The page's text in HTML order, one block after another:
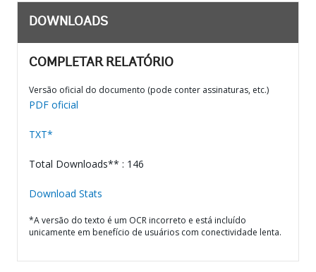
DOWNLOADS
COMPLETAR RELATÓRIO
Versão oficial do documento (pode conter assinaturas, etc.)
PDF oficial
TXT*
Total Downloads** : 146
Download Stats
*A versão do texto é um OCR incorreto e está incluído
unicamente em benefício de usuários com conectividade lenta.